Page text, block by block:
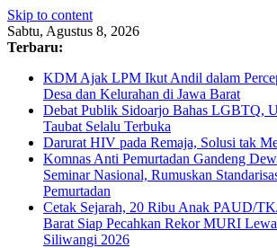
Skip to content
Sabtu, Agustus 8, 2026
Terbaru:
KDM Ajak LPM Ikut Andil dalam
Desa dan Kelurahan di Jawa Barat
Debat Publik Sidoarjo Bahas LGBTQ,
Taubat Selalu Terbuka
Darurat HIV pada Remaja, Solusi tak
Komnas Anti Pemurtadan Gandeng
Seminar Nasional, Rumuskan
Pemurtadan
Cetak Sejarah, 20 Ribu Anak PAUD/
Barat Siap Pecahkan Rekor MURI
Siliwangi 2026